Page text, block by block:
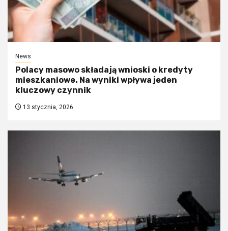
News
Polacy masowo składają wnioski o kredyty
mieszkaniowe. Na wyniki wpływa jeden
kluczowy czynnik
13 stycznia, 2026